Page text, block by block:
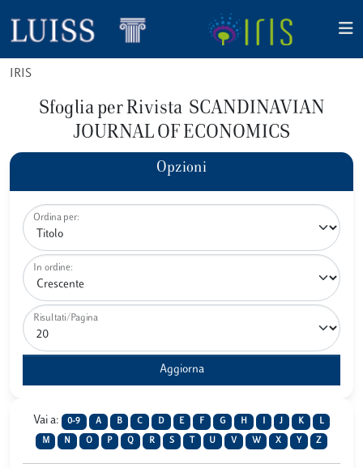
IRIS
Sfoglia per Rivista SCANDINAVIAN
JOURNAL OF ECONOMICS
Opzioni
Ordina per:
In ordine:
Risultati/Pagina
Vai a: 0-9 A B C D E F G H J K L
M N O P Q R S U V W X Y Z